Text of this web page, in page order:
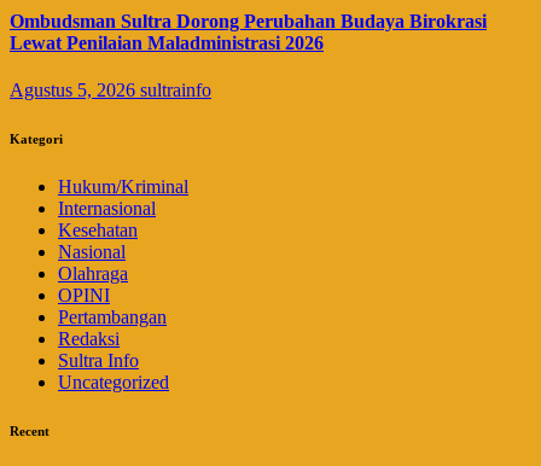
Ombudsman Sultra Dorong Perubahan Budaya Birokrasi
Lewat Penilaian Maladministrasi 2026
Agustus 5, 2026 sultrainfo
Kategori
Hukum/Kriminal
Internasional
Kesehatan
Nasional
Olahraga
OPINI
Pertambangan
Redaksi
Sultra Info
Uncategorized
Recent